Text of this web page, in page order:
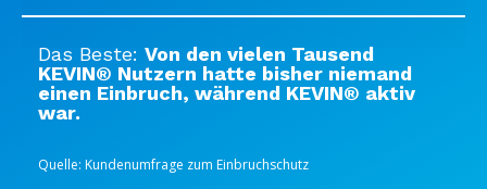
Das Beste: Von den vielen Tausend
KEVIN® Nutzern hatte bisher niemand
einen Einbruch, während KEVIN® aktiv
war.
Quelle: Kundenumfrage zum Einbruchschutz